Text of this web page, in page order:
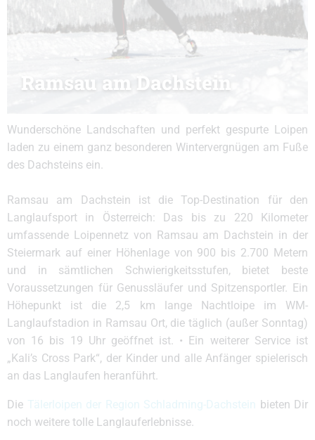
Ramsau am Dachstein
Wunderschöne Landschaften und perfekt gespurte Loipen
laden zu einem ganz besonderen Wintervergnügen am Fuße
des Dachsteins ein.
Ramsau am Dachstein ist die Top-Destination für den
Langlaufsport in Österreich: Das bis zu 220 Kilometer
umfassende Loipennetz von Ramsau am Dachstein in der
Steiermark auf einer Höhenlage von 900 bis 2.700 Metern
und in sämtlichen Schwierigkeitsstufen, bietet beste
Voraussetzungen für Genussläufer und Spitzensportler. Ein
Höhepunkt ist die 2,5 km lange Nachtloipe im WM-
Langlaufstadion in Ramsau Ort, die täglich (außer Sonntag)
von 16 bis 19 Uhr geöffnet ist. • Ein weiterer Service ist
„Kali’s Cross Park“, der Kinder und alle Anfänger spielerisch
an das Langlaufen heranführt.
Die Tälerloipen der Region Schladming-Dachstein bieten Dir
noch weitere tolle Langlauferlebnisse.